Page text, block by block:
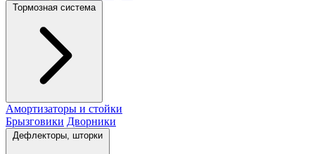
Тормозная система
Амортизаторы и стойки
Брызговики Дворники
Дефлекторы, шторки